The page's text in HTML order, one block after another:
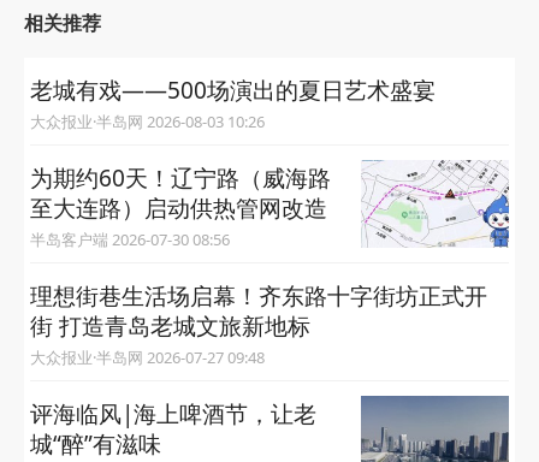
相关推荐
老城有戏——500场演出的夏日艺术盛宴
大众报业·半岛网 2026-08-03 10:26
为期约60天！辽宁路（威海路
至大连路）启动供热管网改造
半岛客户端 2026-07-30 08:56
理想街巷生活场启幕！齐东路十字街坊正式开
街 打造青岛老城文旅新地标
大众报业·半岛网 2026-07-27 09:48
评海临风|海上啤酒节，让老
城“醉”有滋味